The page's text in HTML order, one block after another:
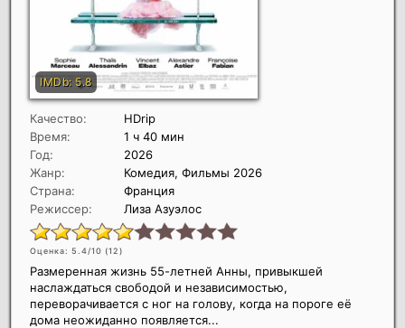
Качество:
HDrip
Время:
1 ч 40 мин
Год:
2026
Жанр:
Комедия, Фильмы 2026
Страна:
Франция
Режиссер:
Лиза Азуэлос
Оценка: 5.4/10 (12)
Размеренная жизнь 55-летней Анны, привыкшей
наслаждаться свободой и независимостью,
переворачивается с ног на голову, когда на пороге её
дома неожиданно появляется...